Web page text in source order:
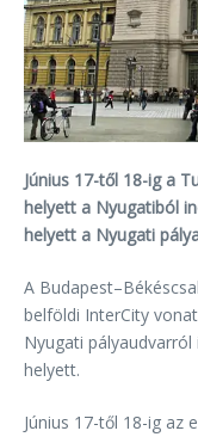
Június 17-től 18-ig a
helyett a Nyugatiból
helyett a Nyugati
A
belföldi InterCity
Nyugati
helyett.
Június 17-től 18-ig az